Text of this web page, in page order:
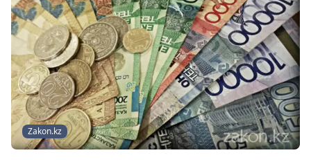
Zakon.kz